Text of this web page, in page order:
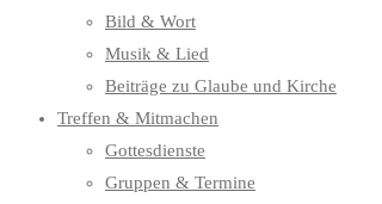
Bild & Wort
Musik & Lied
Beiträge zu Glaube und Kirche
Treffen & Mitmachen
Gottesdienste
Gruppen & Termine